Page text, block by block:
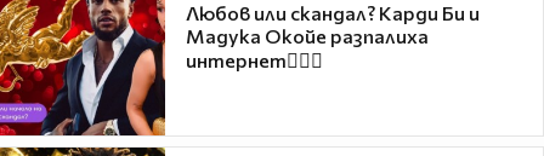
Любов или скандал? Карди Би и
Мадука Окойе разпалиха
интернет❤️‍🔥🔥